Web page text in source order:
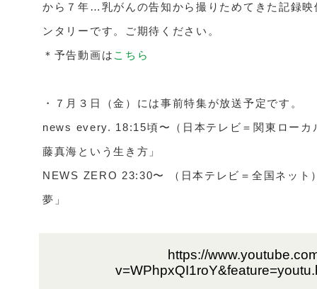
から７年…乳がんの告知から撮りためてきた記録
ンタリーです。ご期待ください。
＊予告動画は こちら
・７月３日（金）には事前特集が放送予定です。
news every. 18:15頃〜（日本テレビ＝関東ローカ
藤真海という生き方」
NEWS ZERO 23:30〜
（日本テレビ＝全国ネッ
夢」
https://